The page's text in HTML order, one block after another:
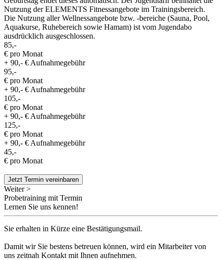
Nutzung der ELEMENTS Fitnessangebote im Trainingsbereich.
Die Nutzung aller Wellnessangebote bzw. -bereiche (Sauna, Pool,
Aquakurse, Ruhebereich sowie Hamam) ist vom Jugendabo
ausdrücklich ausgeschlossen.
85,-
€ pro Monat
+ 90,- € Aufnahmegebühr
95,-
€ pro Monat
+ 90,- € Aufnahmegebühr
105,-
€ pro Monat
+ 90,- € Aufnahmegebühr
125,-
€ pro Monat
+ 90,- € Aufnahmegebühr
45,-
€ pro Monat
Jetzt Termin vereinbaren
Weiter >
Probetraining mit Termin
Lernen Sie uns kennen!
Sie erhalten in Kürze eine Bestätigungsmail.
Damit wir Sie bestens betreuen können, wird ein Mitarbeiter von
uns zeitnah Kontakt mit Ihnen aufnehmen.